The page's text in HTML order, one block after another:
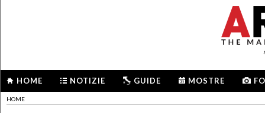
HOME NOTIZIE GUIDE MOSTRE
HOME